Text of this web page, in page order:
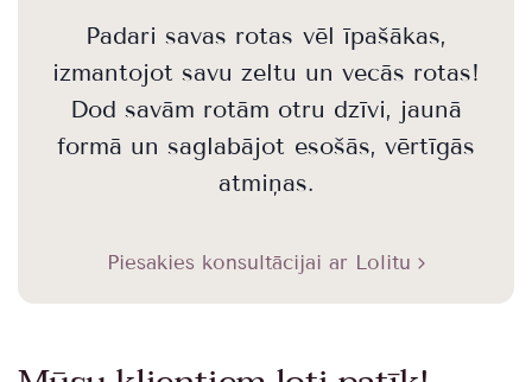
Padari savas rotas vēl īpašākas,
izmantojot savu zeltu un vecās rotas!
Dod savām rotām otru dzīvi, jaunā
formā un saglabājot esošās, vērtīgās
atmiņas.
Piesakies konsultācijai ar Lolitu